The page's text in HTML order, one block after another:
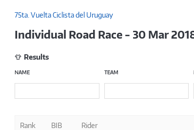
75ta. Vuelta Ciclista del Uruguay
Individual Road Race - 30 Mar
Results
NAME TEAM
Rank BIB Rider